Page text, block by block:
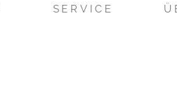
SERVICE